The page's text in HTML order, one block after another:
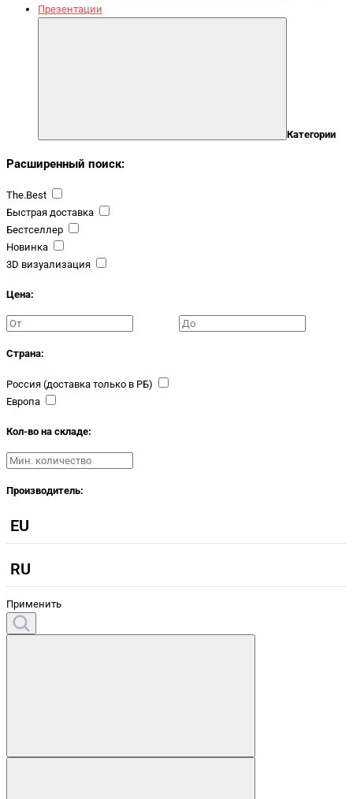
Презентации
Категории
Расширенный поиск:
The.Best
Быстрая доставка
Бестселлер
Новинка
3D визуализация
Цена:
Страна:
Россия (доставка только в РБ)
Европа
Кол-во на складе:
Производитель:
EU
RU
Применить